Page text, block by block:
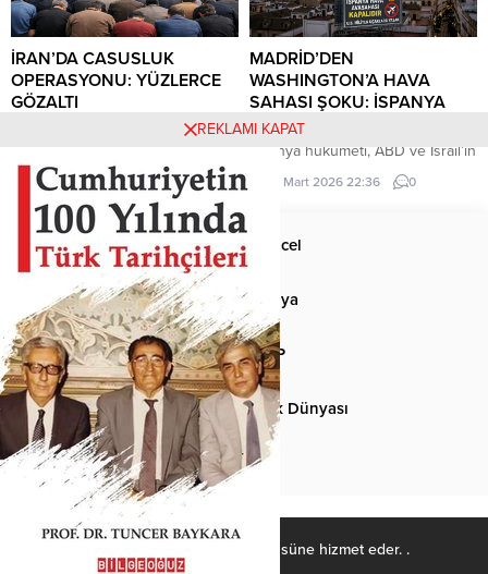
belirtti.
İRAN’DA CASUSLUK
OPERASYONU: YÜZLERCE
GÖZALTI
Gilan eyaletinde yürütülen
adına faaliyet yürüttükleri öne
sürülen 101 kişi daha gözaltına
alındı.
5 Nisan 2026 10:31 0
MADRİD’DEN
WASHINGTON’A HAVA
SAHASI ŞOKU: İSPANYA
KAPILARI KAPATTI!
İspanya hükümeti, ABD ve İsrail’in
İran’a yönelik saldırılarına katılan
Amerikan uçaklarına hava
30 Mart 2026 22:36 0
Anasayfa Güncel
Siyaset Dünya
Spor MHP
Kültür-Sanat Türk Dünyası
Basından
Ülkücü Kadro, Türk-İslâm ülküsüne hizmet eder. .
REKLAMI KAPAT